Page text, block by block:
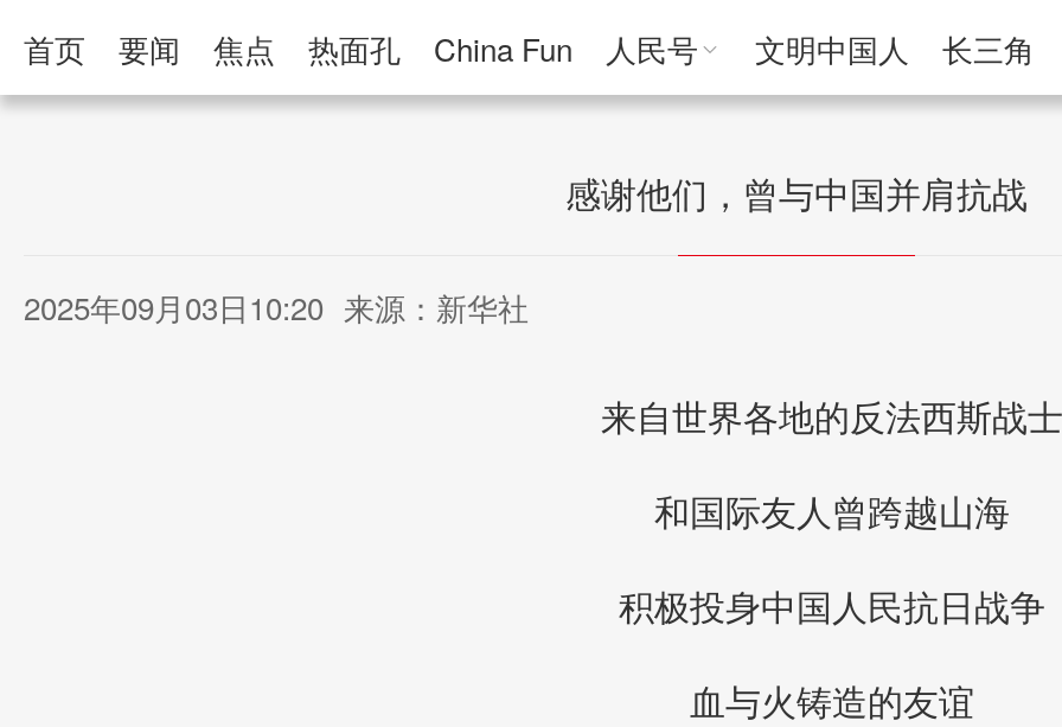
首页 要闻 焦点 热面孔 China Fun 人民号 文明中国人 长三角
感谢他们，曾与中国并肩抗战
2025年09月03日10:20 来源：新华社
来自世界各地的反法西斯战士
和国际友人曾跨越山海
积极投身中国人民抗日战争
血与火铸造的友谊